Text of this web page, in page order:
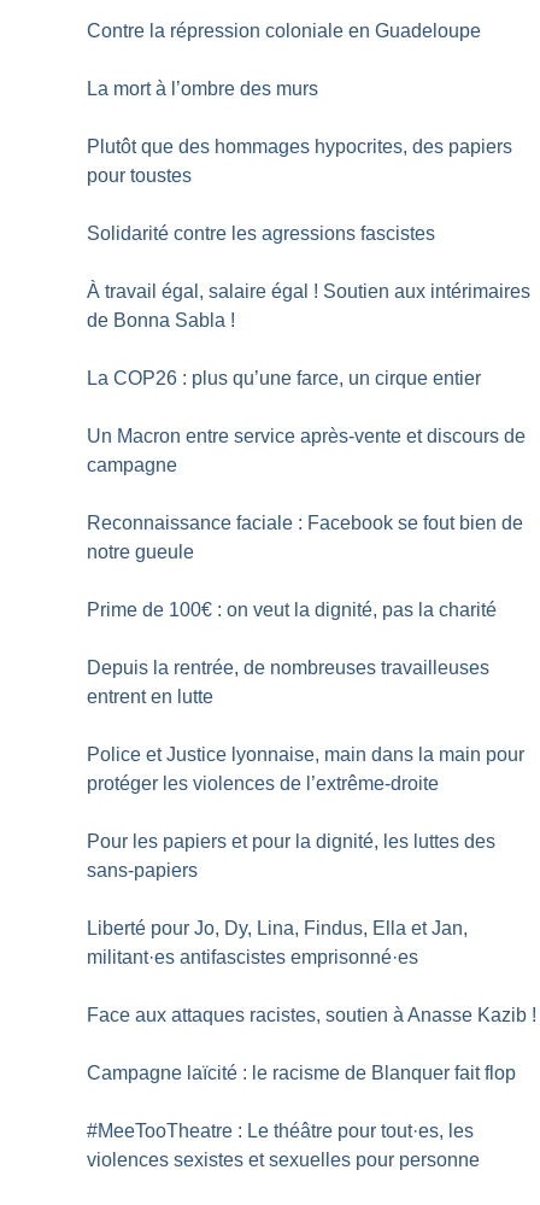
Contre la répression coloniale en Guadeloupe
La mort à l’ombre des murs
Plutôt que des hommages hypocrites, des papiers
pour toustes
Solidarité contre les agressions fascistes
À travail égal, salaire égal ! Soutien aux intérimaires
de Bonna Sabla !
La COP26 : plus qu’une farce, un cirque entier
Un Macron entre service après-vente et discours de
campagne
Reconnaissance faciale : Facebook se fout bien de
notre gueule
Prime de 100€ : on veut la dignité, pas la charité
Depuis la rentrée, de nombreuses travailleuses
entrent en lutte
Police et Justice lyonnaise, main dans la main pour
protéger les violences de l’extrême-droite
Pour les papiers et pour la dignité, les luttes des
sans-papiers
Liberté pour Jo, Dy, Lina, Findus, Ella et Jan,
militant·es antifascistes emprisonné·es
Face aux attaques racistes, soutien à Anasse Kazib !
Campagne laïcité : le racisme de Blanquer fait flop
#MeeTooTheatre : Le théâtre pour tout·es, les
violences sexistes et sexuelles pour personne